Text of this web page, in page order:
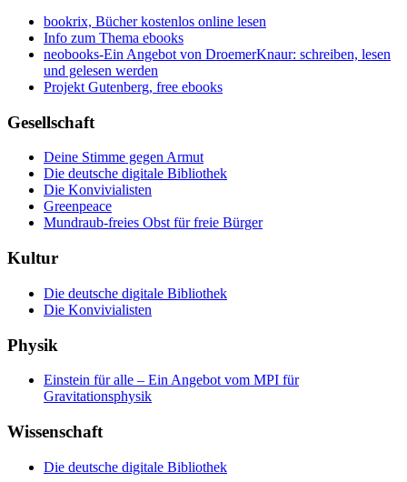
bookrix, Bücher kostenlos online lesen
Info zum Thema ebooks
neobooks-Ein Angebot von DroemerKnaur: schreiben, lesen
und gelesen werden
Projekt Gutenberg, free ebooks
Gesellschaft
Deine Stimme gegen Armut
Die deutsche digitale Bibliothek
Die Konvivialisten
Greenpeace
Mundraub-freies Obst für freie Bürger
Kultur
Die deutsche digitale Bibliothek
Die Konvivialisten
Physik
Einstein für alle – Ein Angebot vom MPI für
Gravitationsphysik
Wissenschaft
Die deutsche digitale Bibliothek